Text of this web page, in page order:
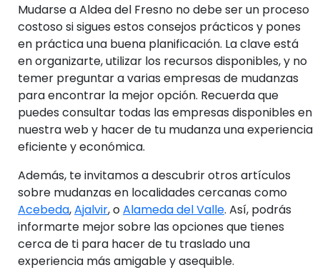
Mudarse a Aldea del Fresno no debe ser un proceso
costoso si sigues estos consejos prácticos y pones
en práctica una buena planificación. La clave está
en organizarte, utilizar los recursos disponibles, y no
temer preguntar a varias empresas de mudanzas
para encontrar la mejor opción. Recuerda que
puedes consultar todas las empresas disponibles en
nuestra web y hacer de tu mudanza una experiencia
eficiente y económica.
Además, te invitamos a descubrir otros artículos
sobre mudanzas en localidades cercanas como
Acebeda,Ajalvir, oAlameda del Valle. Así, podrás
informarte mejor sobre las opciones que tienes
cerca de ti para hacer de tu traslado una
experiencia más amigable y asequible.